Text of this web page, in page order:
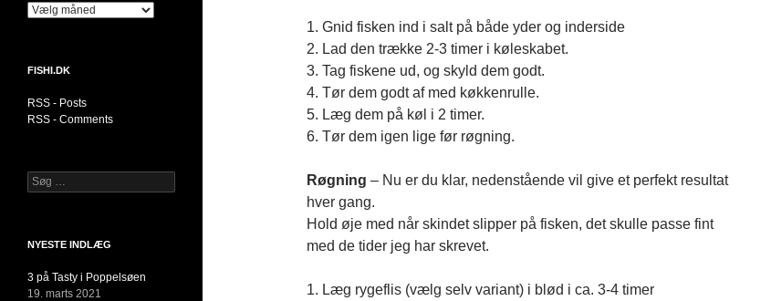
1. Gnid fisken ind i salt på både yder og inderside
2. Lad den trække 2-3 timer i køleskabet.
3. Tag fiskene ud, og skyld dem godt.
4. Tør dem godt af med køkkenrulle.
5. Læg dem på køl i 2 timer.
6. Tør dem igen lige før røgning.
Røgning – Nu er du klar, nedenstående vil give et perfekt resultat
hver gang.
Hold øje med når skindet slipper på fisken, det skulle passe fint
med de tider jeg har skrevet.
1. Læg rygeflis (vælg selv variant) i blød i ca. 3-4 timer
Arkiver
FISHI.DK
RSS - Posts
RSS - Comments
Søg
efter:
NYESTE INDLÆG
3 på Tasty i Poppelsøen
19. marts 2021